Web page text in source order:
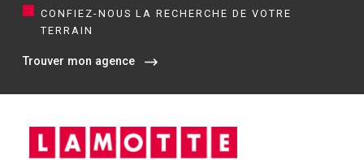
CONFIEZ-NOUS LA RECHERCHE DE VOTRE
TERRAIN
Trouver mon agence